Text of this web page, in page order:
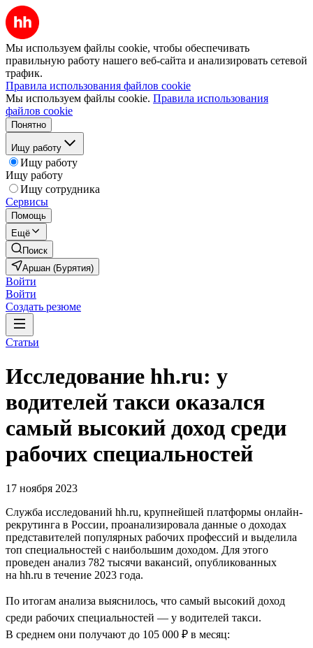
Мы используем файлы cookie, чтобы обеспечивать
правильную работу нашего веб-сайта и анализировать сетевой
трафик.
Правила использования файлов cookie
Мы используем файлы cookie. Правила использования
файлов cookie
Понятно
Ищу работу
Ищу работу
Ищу работу
Ищу сотрудника
Сервисы
Помощь
Ещё
Поиск
Аршан (Бурятия)
Войти
Войти
Создать резюме
Статьи
Исследование hh.ru: у
водителей такси оказался
самый высокий доход среди
рабочих специальностей
17 ноября 2023
Служба исследований hh.ru, крупнейшей платформы онлайн-
рекрутинга в России, проанализировала данные о доходах
представителей популярных рабочих профессий и выделила
топ специальностей с наибольшим доходом. Для этого
проведен анализ 782 тысячи вакансий, опубликованных
на hh.ru в течение 2023 года.
По итогам анализа выяснилось, что самый высокий доход
среди рабочих специальностей — у водителей такси.
В среднем они получают до 105 000 ₽ в месяц: